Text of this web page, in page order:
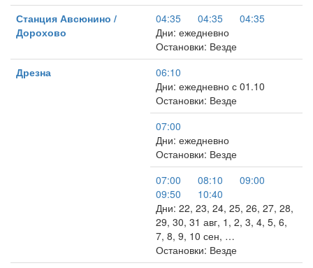
Станция Авсюнино /
Дорохово
04:35 04:35
04:35
Дни: ежедневно
Остановки: Везде
Дрезна
06:10
Дни: ежедневно с 01.10
Остановки: Везде
07:00
Дни: ежедневно
Остановки: Везде
07:00
08:10
09:00
09:50
10:40
Дни: 22, 23, 24, 25, 26, 27, 28,
29, 30, 31 авг, 1, 2, 3, 4, 5, 6,
7, 8, 9, 10 сен, …
Остановки: Везде